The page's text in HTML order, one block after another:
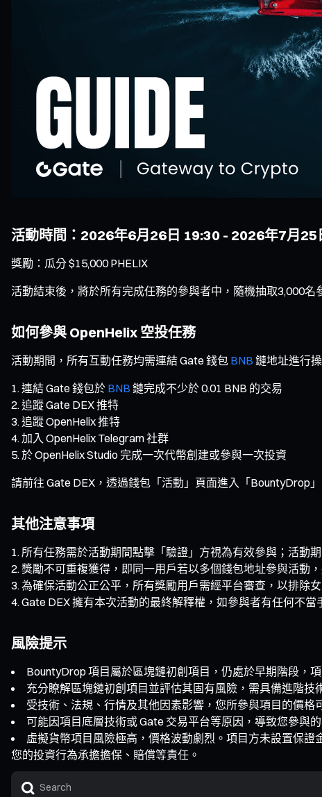
活動時間：2026年6月26日 19:30 - 2026年7月25
獎勵：瓜分 $15,000 PHELIX
活動結束後，將於所有完成任務的參與者中，隨機抽取3,000名
如何參與 OpenHelix 空投任務
活動期間，所有互動任務均需連結 Gate 錢包 BNB 鏈地址進行
連結 Gate 錢包於 BNB 鏈完成不少於 0.01 BNB 的交易
追蹤 Gate DEX 推特
追蹤 OpenHelix 推特
加入 OpenHelix Telegram 社群
於 OpenHelix Studio 完成一次代幣創建或參與一次投資
請前往 Gate DEX，透過錢包「活動」頁面進入「BountyDrop」
其他注意事項
所有任務需於活動期間點擊「驗證」方視為有效參與；活動
獎勵不可重複獲得，即同一用戶若以多個錢包地址參與活動
為確保活動公正公平，所有獎勵用戶需經平台審查，以排除
Gate DEX 擁有本次活動的最終解釋權，如參與者有任何不
風險提示
BountyDrop 項目屬於區塊鏈初創項目，仍處於早期階段，
充分瞭解區塊鏈初創項目並評估其固有風險，需具備進階技
受技術、法規、行情及其他因素影響，您所參與項目的價格
可能因項目底層技術或 Gate 交易平台等原因，導致您參與
虛擬貨幣項目風險極高，價格波動劇烈。項目方未設置保
您的投資行為承擔擔保、賠償等責任。